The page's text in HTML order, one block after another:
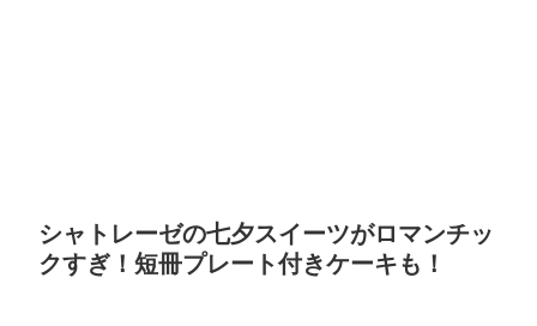
シャトレーゼの七夕スイーツがロマンチッ
クすぎ！短冊プレート付きケーキも！